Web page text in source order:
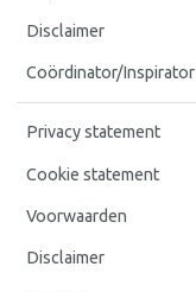
Disclaimer
Coördinator/Inspirator
Privacy statement
Cookie statement
Voorwaarden
Disclaimer